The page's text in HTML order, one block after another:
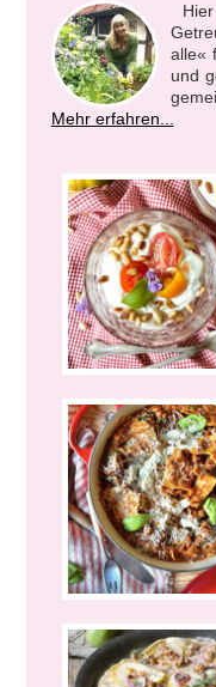
alle«
und
Mehr erfahren...